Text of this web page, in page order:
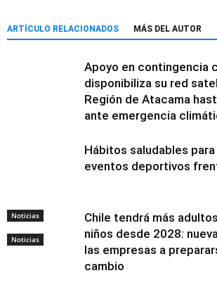
ARTÍCULO RELACIONADOS MÁS DEL AUTOR
Noticias
Apoyo en contingencia
disponibiliza su red
Región de Atacama
ante emergencia
Noticias
Hábitos saludables
eventos deportivos
Chile tendrá más
niños desde 2028:
las empresas a
cambio